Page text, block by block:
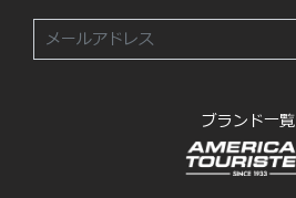
ブランド一覧